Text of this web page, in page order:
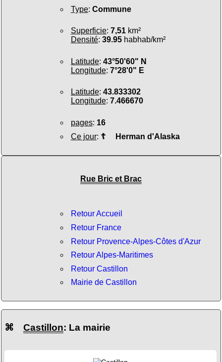
Type: Commune
Superficie: 7,51km²
Densité: 39.95habhab/km²
Latitude: 43°50'60" N
Longitude: 7°28'0" E
Latitude: 43.833302
Longitude: 7.466670
pages: 16
Ce jour: ☦Herman d'Alaska
Rue Bric et Brac
Retour Accueil
Retour France
Retour Provence-Alpes-Côtes d'Azur
Retour Alpes-Maritimes
Retour Castillon
Mairie de Castillon
⌘ Castillon: La mairie